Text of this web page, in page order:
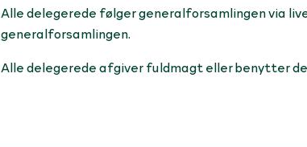
Alle delegerede følger generalforsamlingen via
generalforsamlingen.
Alle delegerede afgiver fuldmagt eller benytter